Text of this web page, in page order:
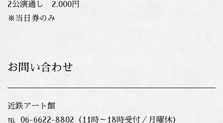
2公演通し 2,000円
※当日券のみ
お問い合わせ
近鉄アート館
℡ 06-6622-8802（11時～18時受付／月曜休）